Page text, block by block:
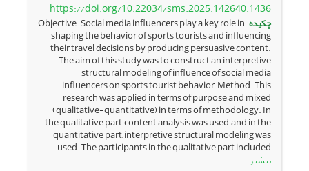
https://doi.org/10.22034/sms.2025.142640.1436
چکیده Objective: Social media influencers play a key role in
shaping the behavior of sports tourists and influencing
their travel decisions by producing persuasive content.
The aim of this study was to construct an interpretive
structural modeling of influence of social media
influencers on sports tourist behavior.Method: This
research was applied in terms of purpose and mixed
(qualitative-quantitative) in terms of methodology. In
the qualitative part, content analysis was used, and in the
quantitative part, interpretive structural modeling was
used. The participants in the qualitative part included ...
بیشتر